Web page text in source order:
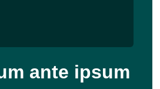
ante ipsum